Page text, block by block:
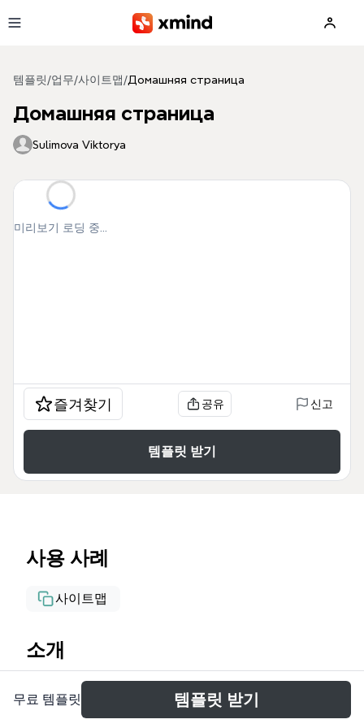
템플릿 /업무/사이트맵 /Домашняя страница
Домашняя страница
Sulimova Viktorya
미리보기 로딩 중...
즐겨찾기 공유 신고
템플릿 받기
사용 사례
사이트맵
소개
Шаблон 'Домашняя страница' от Xmind
предназначен для психологов и коучей,
무료 템플릿 템플릿 받기